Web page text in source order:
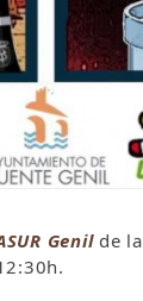
Genilde la